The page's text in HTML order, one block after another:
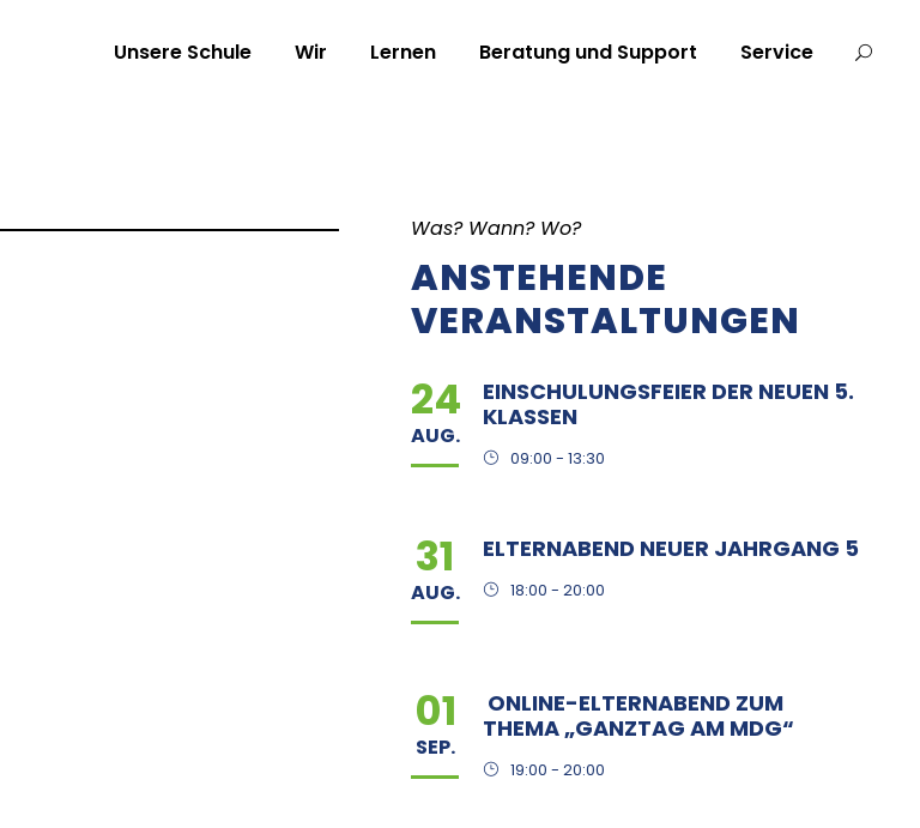
Unsere Schule Wir Lernen Beratung und Support Service
Was? Wann? Wo?
ANSTEHENDE
VERANSTALTUNGEN
24
AUG.
EINSCHULUNGSFEIER DER NEUEN 5.
KLASSEN
09:00 - 13:30
31
AUG.
ELTERNABEND NEUER JAHRGANG 5
18:00 - 20:00
01
SEP.
ONLINE-ELTERNABEND ZUM
THEMA „GANZTAG AM MDG“
19:00 - 20:00